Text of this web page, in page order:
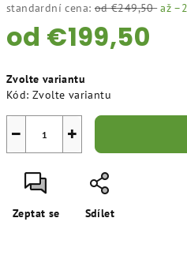
standardní cena: od €249,50 až
od €199,50
cena:
Zvolte variantu
Kód: Zvolte variantu
+
−
Zeptat se Sdílet